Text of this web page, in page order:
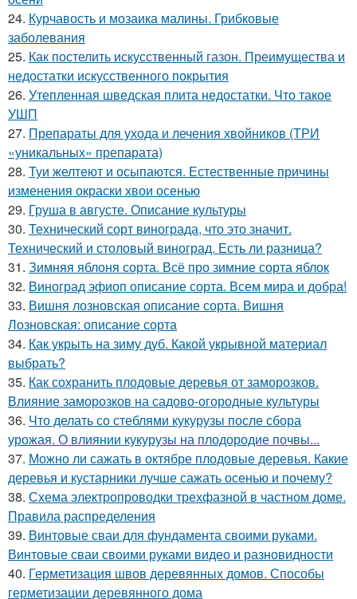
24. Курчавость и мозаика малины. Грибковые
заболевания
25. Как постелить искусственный газон. Преимущества и
недостатки искусственного покрытия
26. Утепленная шведская плита недостатки. Что такое
УШП
27. Препараты для ухода и лечения хвойников (ТРИ
«уникальных» препарата)
28. Туи желтеют и осыпаются. Естественные причины
изменения окраски хвои осенью
29. Груша в августе. Описание культуры
30. Технический сорт винограда, что это значит.
Технический и столовый виноград. Есть ли разница?
31. Зимняя яблоня сорта. Всё про зимние сорта яблок
32. Виноград эфиоп описание сорта. Всем мира и добра!
33. Вишня лозновская описание сорта. Вишня
Лозновская: описание сорта
34. Как укрыть на зиму дуб. Какой укрывной материал
выбрать?
35. Как сохранить плодовые деревья от заморозков.
Влияние заморозков на садово-огородные культуры
36. Что делать со стеблями кукурузы после сбора
урожая. О влиянии кукурузы на плодородие почвы...
37. Можно ли сажать в октябре плодовые деревья. Какие
деревья и кустарники лучше сажать осенью и почему?
38. Схема электропроводки трехфазной в частном доме.
Правила распределения
39. Винтовые сваи для фундамента своими руками.
Винтовые сваи своими руками видео и разновидности
40. Герметизация швов деревянных домов. Способы
герметизации деревянного дома